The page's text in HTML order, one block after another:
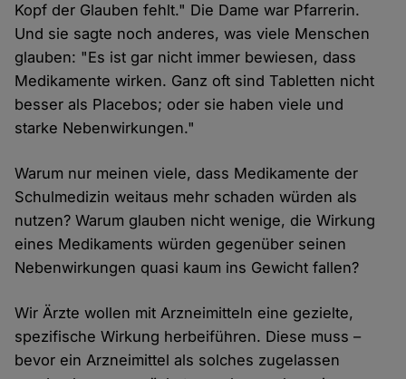
Kopf der Glauben fehlt." Die Dame war Pfarrerin.
Und sie sagte noch anderes, was viele Menschen
glauben: "Es ist gar nicht immer bewiesen, dass
Medikamente wirken. Ganz oft sind Tabletten nicht
besser als Placebos; oder sie haben viele und
starke Nebenwirkungen."
Warum nur meinen viele, dass Medikamente der
Schulmedizin weitaus mehr schaden würden als
nutzen? Warum glauben nicht wenige, die Wirkung
eines Medikaments würden gegenüber seinen
Nebenwirkungen quasi kaum ins Gewicht fallen?
Wir Ärzte wollen mit Arzneimitteln eine gezielte,
spezifische Wirkung herbeiführen. Diese muss –
bevor ein Arzneimittel als solches zugelassen